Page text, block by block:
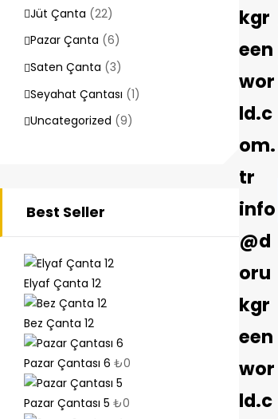
Jüt Çanta (22)
Pazar Çanta (6)
Saten Çanta (3)
Seyahat Çantası (1)
Uncategorized (9)
Best Seller
Elyaf Çanta 12
Bez Çanta 12
Pazar Çantası 6 ₺0
Pazar Çantası 5 ₺0
kgr
een
wor
ld.c
om.
tr
info
@d
oru
kgr
een
wor
ld.c